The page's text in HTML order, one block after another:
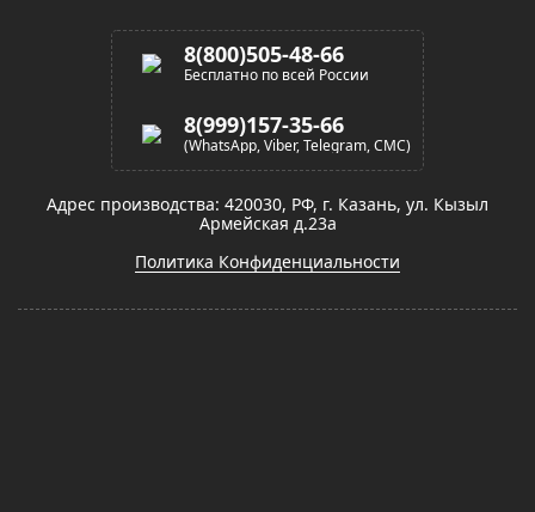
8(800)505-48-66
Бесплатно по всей России
8(999)157-35-66
(WhatsApp, Viber, Telegram, СМС)
Адрес производства: 420030, РФ, г. Казань, ул. Кызыл
Армейская д.23а
Политика Конфиденциальности